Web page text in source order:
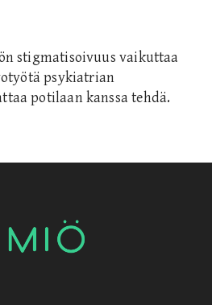
stigmatisoivuus vaikuttaa
psykiatrian
potilaan kanssa tehdä.